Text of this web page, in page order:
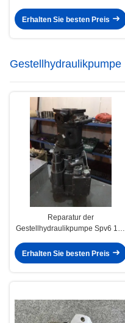
Erhalten Sie besten Preis
Gestellhydraulikpumpe
Reparatur der
Gestellhydraulikpumpe Spv6 119
Erhalten Sie besten Preis